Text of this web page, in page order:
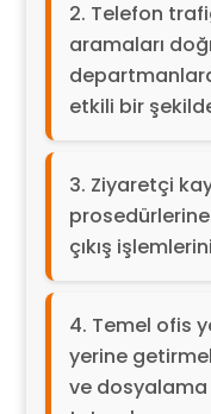
Telefon
aramaları
etkili bir
Ziyaretçi
çıkış
Temel ofis
yerine
ve dosyalama